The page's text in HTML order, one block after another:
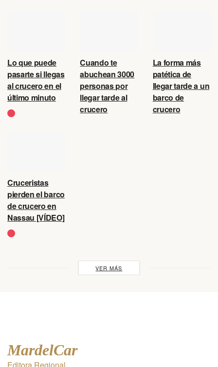
Lo que puede
pasarte si llegas
al crucero en el
último minuto
Cuando te
abuchean 3000
personas por
llegar tarde al
crucero
La forma más
patética de
llegar tarde a un
barco de
crucero
Cruceristas
pierden el barco
de crucero en
Nassau [VÍDEO]
VER MÁS
MardelCar